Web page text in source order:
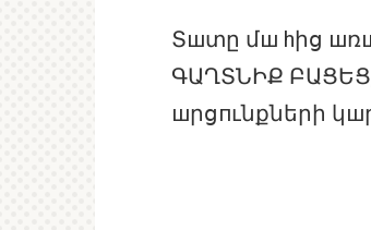
Տшտը մш hից
ԳԱՂՏՆԻՔ ԲԱՑԵՑ,
шրցпւնքների